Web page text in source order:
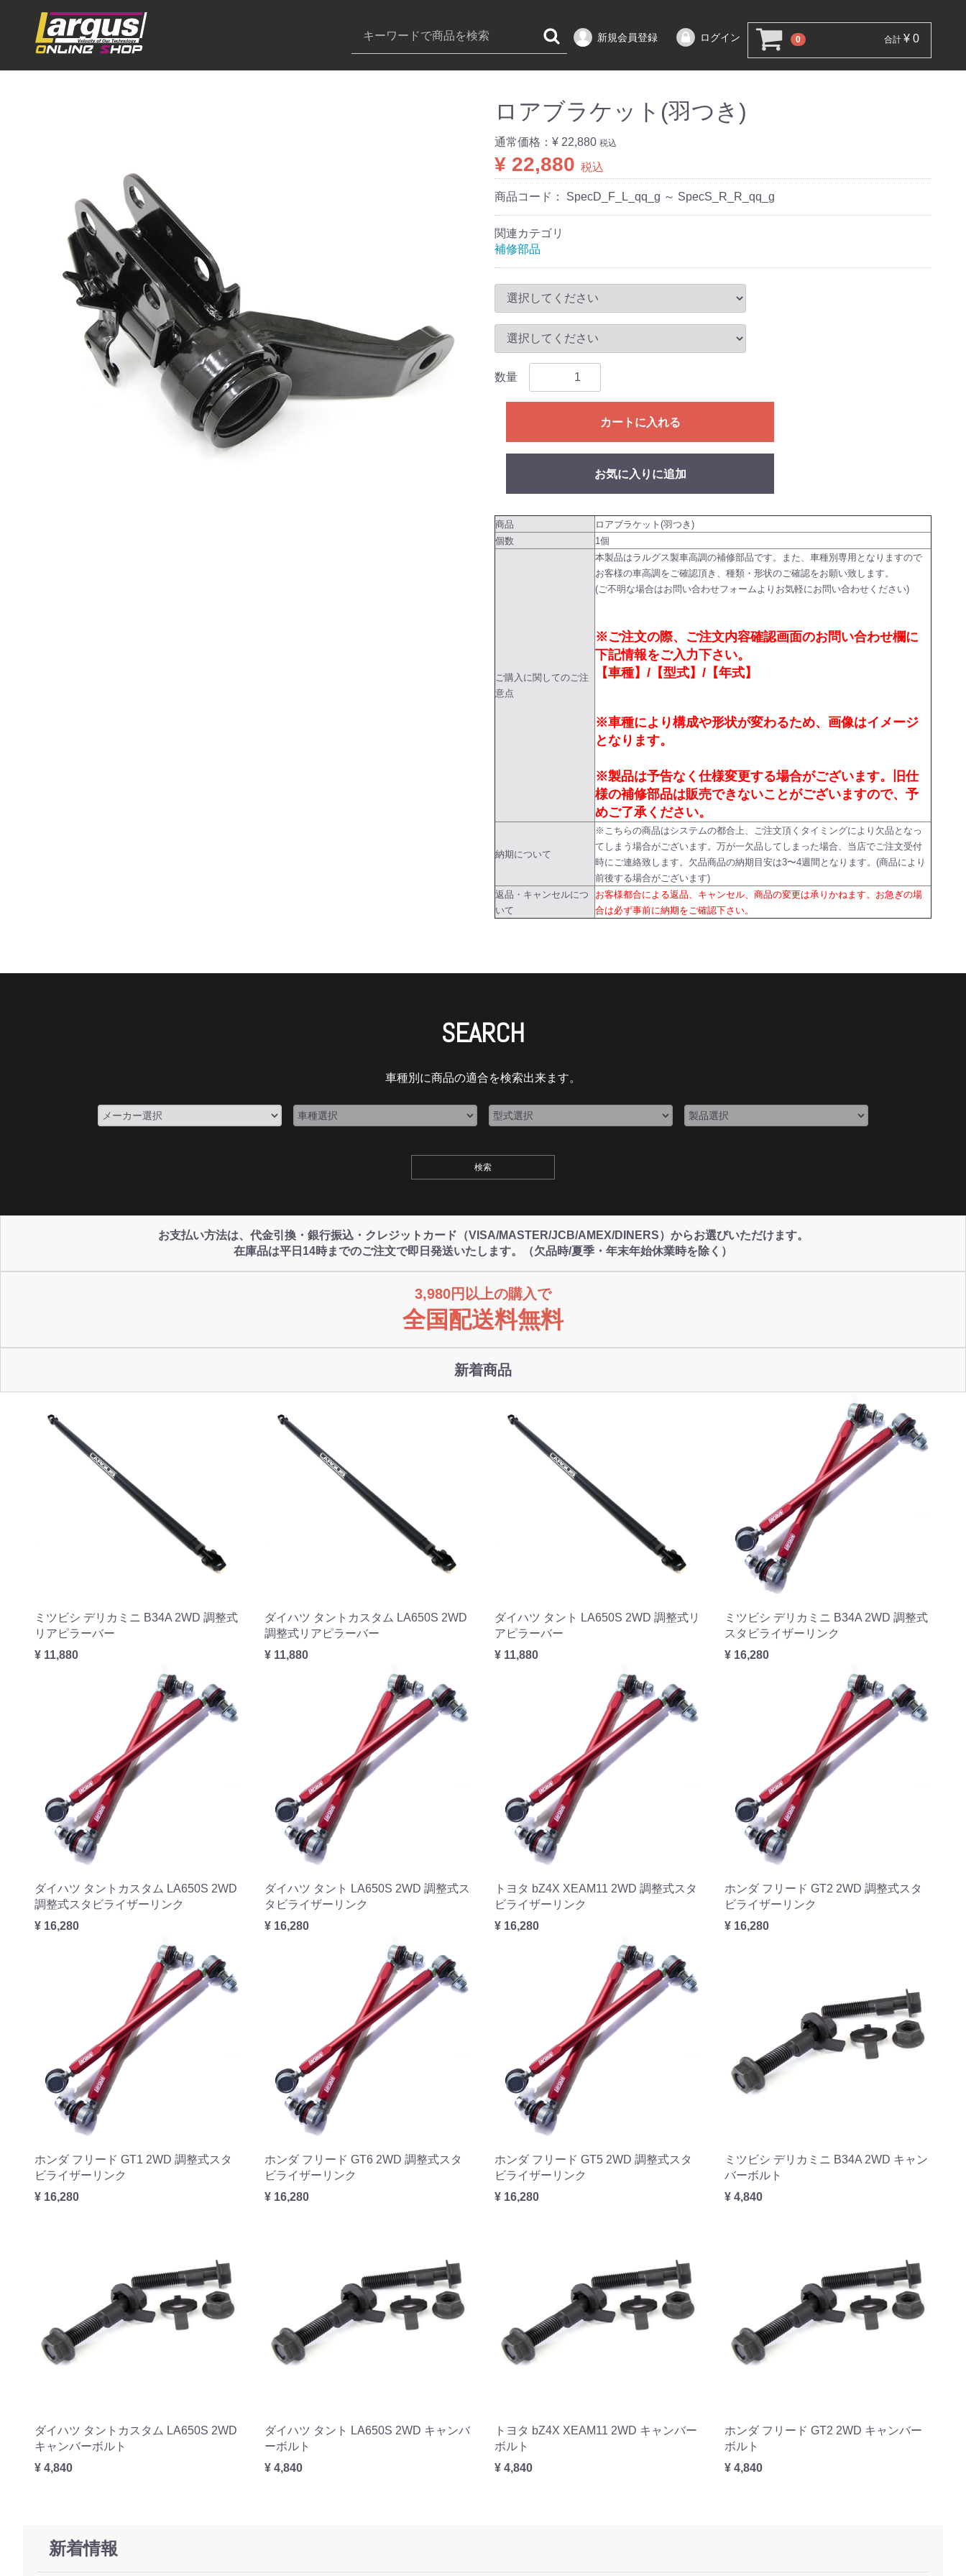
0 合計 ¥ 0
新規会員登録 ログイン
ロアブラケット(羽つき)
通常価格： ¥ 22,880 税込
¥ 22,880 税込
商品コード： SpecD_F_L_qq_g ～ SpecS_R_R_qq_g
関連カテゴリ
補修部品
数量
カートに入れる
お気に入りに追加
商品
ロアブラケット(羽つき)
個数
1個
ご購入に関してのご注
意点
本製品はラルグス製車高調の補修部品です。また、車種別専用となりますので
お客様の車高調をご確認頂き、種類・形状のご確認をお願い致します。
(ご不明な場合はお問い合わせフォームよりお気軽にお問い合わせください)
※ご注文の際、ご注文内容確認画面のお問い合わせ欄に
下記情報をご入力下さい。
【車種】/【型式】/【年式】
※車種により構成や形状が変わるため、画像はイメージ
となります。
※製品は予告なく仕様変更する場合がございます。旧仕
様の補修部品は販売できないことがございますので、予
めご了承ください。
納期について
※こちらの商品はシステムの都合上、ご注文頂くタイミングにより欠品となっ
てしまう場合がございます。万が一欠品してしまった場合、当店でご注文受付
時にご連絡致します。欠品商品の納期目安は3〜4週間となります。(商品により
前後する場合がございます)
返品・キャンセルにつ
いて
お客様都合による返品、キャンセル、商品の変更は承りかねます。お急ぎの場
合は必ず事前に納期をご確認下さい。
SEARCH
車種別に商品の適合を検索出来ます。
お支払い方法は、代金引換・銀行振込・クレジットカード（VISA/MASTER/JCB/AMEX/DINERS）からお選びいただけます。
在庫品は平日14時までのご注文で即日発送いたします。（欠品時/夏季・年末年始休業時を除く）
3,980円以上の購入で
全国配送料無料
新着商品
ミツビシ デリカミニ B34A 2WD 調整式
リアピラーバー
¥ 11,880
ダイハツ タントカスタム LA650S 2WD
調整式リアピラーバー
¥ 11,880
ダイハツ タント LA650S 2WD 調整式リ
アピラーバー
¥ 11,880
ミツビシ デリカミニ B34A 2WD 調整式
スタビライザーリンク
¥ 16,280
ダイハツ タントカスタム LA650S 2WD
調整式スタビライザーリンク
¥ 16,280
ダイハツ タント LA650S 2WD 調整式ス
タビライザーリンク
¥ 16,280
トヨタ bZ4X XEAM11 2WD 調整式スタ
ビライザーリンク
¥ 16,280
ホンダ フリード GT2 2WD 調整式スタ
ビライザーリンク
¥ 16,280
ホンダ フリード GT1 2WD 調整式スタ
ビライザーリンク
¥ 16,280
ホンダ フリード GT6 2WD 調整式スタ
ビライザーリンク
¥ 16,280
ホンダ フリード GT5 2WD 調整式スタ
ビライザーリンク
¥ 16,280
ミツビシ デリカミニ B34A 2WD キャン
バーボルト
¥ 4,840
ダイハツ タントカスタム LA650S 2WD
キャンバーボルト
¥ 4,840
ダイハツ タント LA650S 2WD キャンバ
ーボルト
¥ 4,840
トヨタ bZ4X XEAM11 2WD キャンバー
ボルト
¥ 4,840
ホンダ フリード GT2 2WD キャンバー
ボルト
¥ 4,840
新着情報